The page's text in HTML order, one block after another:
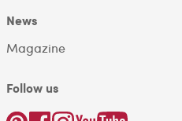
News
Magazine
Follow us